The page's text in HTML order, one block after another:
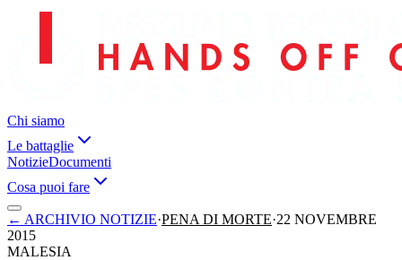
Chi siamo
Le battaglie
NotizieDocumenti
Cosa puoi fare
← ARCHIVIO NOTIZIE·PENA DI MORTE·22 NOVEMBRE
2015
MALESIA